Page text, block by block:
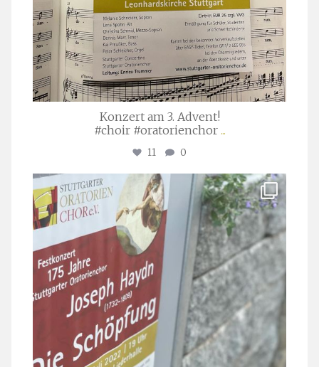
Konzert am 3. Advent!
#choir #oratorienchor ...
11 0
stuttgarter_oratorienchor
Juli 23